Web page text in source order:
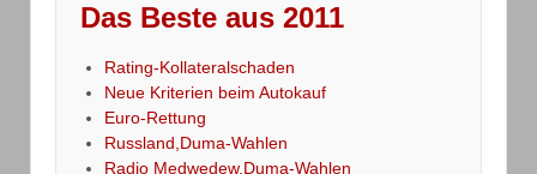
Das Beste aus 2011
Rating-Kollateralschaden
Neue Kriterien beim Autokauf
Euro-Rettung
Russland,Duma-Wahlen
Radio Medwedew,Duma-Wahlen